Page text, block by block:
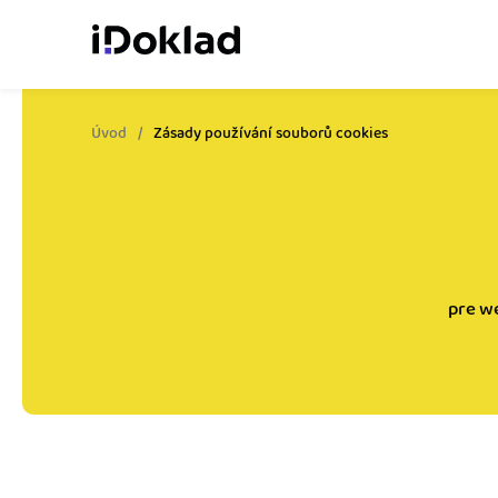
Online fakturácia
Získajte kontrolu nad
Vymeňte počítanie za
Úvod Zásady používání souborů cookies
pre